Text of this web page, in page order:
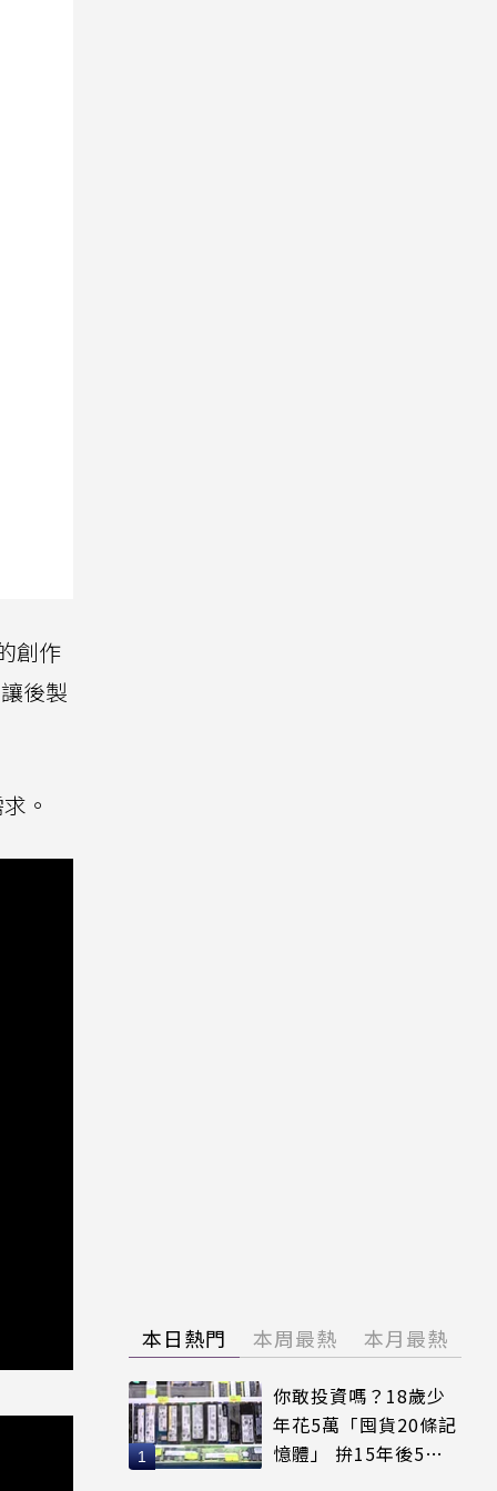
創作
後製
。
本日熱門 本周最熱 本月最熱
你敢投資嗎？18歲少
年花5萬「囤貨20條記
憶體」 拚15年後5倍